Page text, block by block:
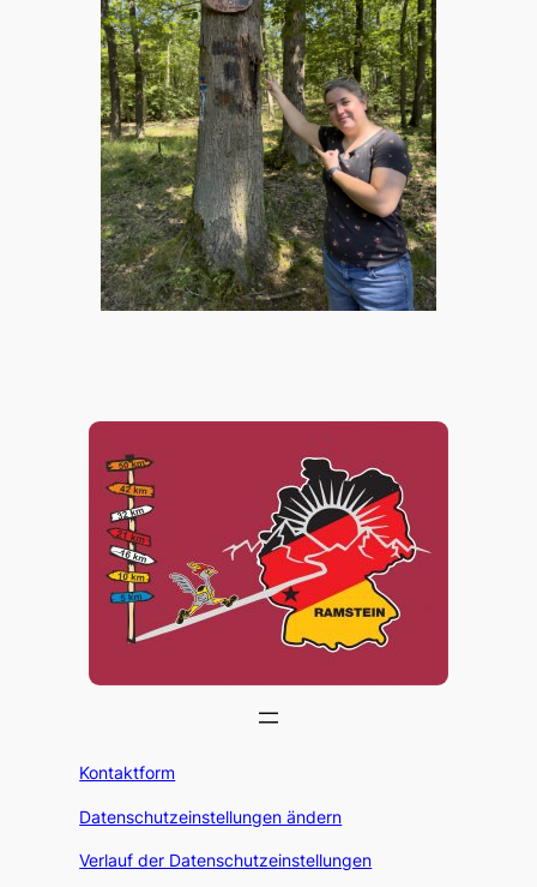
Kontaktform
Datenschutzeinstellungen ändern
Verlauf der Datenschutzeinstellungen